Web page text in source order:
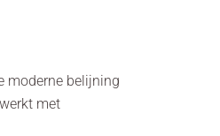
moderne belijning
met